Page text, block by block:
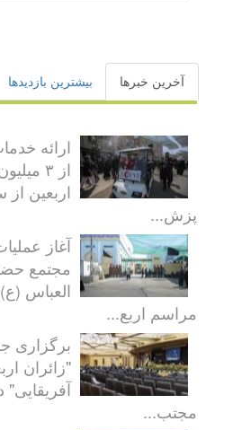
آخرین خبرها بیشترین بازدیدها
ارائه
اربعین
پزش...
آغاز
مجتمع
العباس
مراسم اربع...
برگزاری
"زائران
مجتب...